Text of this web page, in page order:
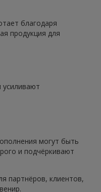
благодаря
продукция для
могут быть
и подчёркивают
партнёров, клиентов,